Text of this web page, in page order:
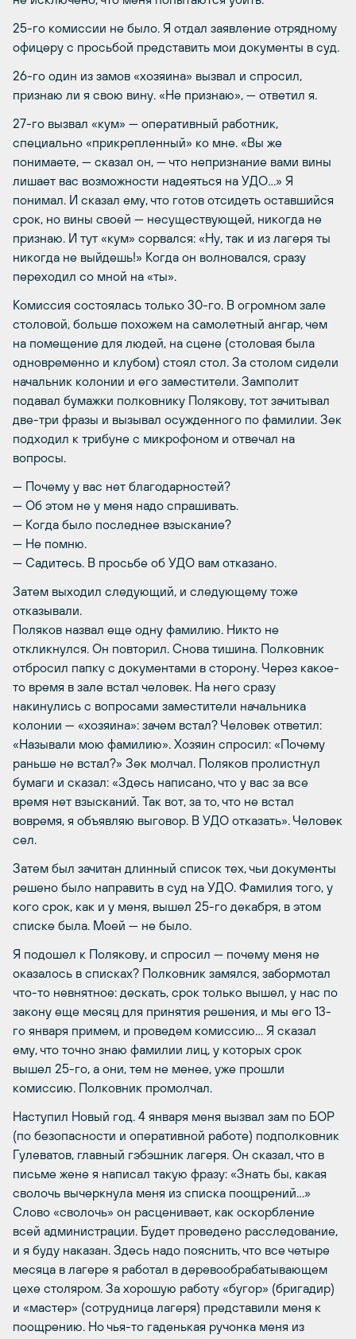
25-го комиссии не было. Я отдал заявление отрядному
офицеру с просьбой представить мои документы в суд.
26-го один из замов «хозяина» вызвал и спросил,
признаю ли я свою вину. «Не признаю», — ответил я.
27-го вызвал «кум» — оперативный работник,
специально «прикрепленный» ко мне. «Вы же
понимаете, — сказал он, — что непризнание вами вины
лишает вас возможности надеяться на УДО…» Я
понимал. И сказал ему, что готов отсидеть оставшийся
срок, но вины своей — несуществующей, никогда не
признаю. И тут «кум» сорвался: «Ну, так и из лагеря ты
никогда не выйдешь!» Когда он волновался, сразу
переходил со мной на «ты».
Комиссия состоялась только 30-го. В огромном зале
столовой, больше похожем на самолетный ангар, чем
на помещение для людей, на сцене (столовая была
одновременно и клубом) стоял стол. За столом сидели
начальник колонии и его заместители. Замполит
подавал бумажки полковнику Полякову, тот зачитывал
две-три фразы и вызывал осужденного по фамилии. Зек
подходил к трибуне с микрофоном и отвечал на
вопросы.
— Почему у вас нет благодарностей?
— Об этом не у меня надо спрашивать.
— Когда было последнее взыскание?
— Не помню.
— Садитесь. В просьбе об УДО вам отказано.
Затем выходил следующий, и следующему тоже
отказывали.
Поляков назвал еще одну фамилию. Никто не
откликнулся. Он повторил. Снова тишина. Полковник
отбросил папку с документами в сторону. Через какое-
то время в зале встал человек. На него сразу
накинулись с вопросами заместители начальника
колонии — «хозяина»: зачем встал? Человек ответил:
«Называли мою фамилию». Хозяин спросил: «Почему
раньше не встал?» Зек молчал. Поляков пролистнул
бумаги и сказал: «Здесь написано, что у вас за все
время нет взысканий. Так вот, за то, что не встал
вовремя, я объявляю выговор. В УДО отказать». Человек
сел.
Затем был зачитан длинный список тех, чьи документы
решено было направить в суд на УДО. Фамилия того, у
кого срок, как и у меня, вышел 25-го декабря, в этом
списке была. Моей — не было.
Я подошел к Полякову, и спросил — почему меня не
оказалось в списках? Полковник замялся, забормотал
что-то невнятное: дескать, срок только вышел, у нас по
закону еще месяц для принятия решения, и мы его 13-
го января примем, и проведем комиссию… Я сказал
ему, что точно знаю фамилии лиц, у которых срок
вышел 25-го, а они, тем не менее, уже прошли
комиссию. Полковник промолчал.
Наступил Новый год. 4 января меня вызвал зам по БОР
(по безопасности и оперативной работе) подполковник
Гулеватов, главный гэбэшник лагеря. Он сказал, что в
письме жене я написал такую фразу: «Знать бы, какая
сволочь вычеркнула меня из списка поощрений…»
Слово «сволочь» он расценивает, как оскорбление
всей администрации. Будет проведено расследование,
и я буду наказан. Здесь надо пояснить, что все четыре
месяца в лагере я работал в деревообрабатывающем
цехе столяром. За хорошую работу «бугор» (бригадир)
и «мастер» (сотрудница лагеря) представили меня к
поощрению. Но чья-то гаденькая ручонка меня из